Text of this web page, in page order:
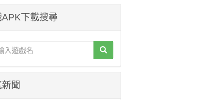
下載搜尋
聞